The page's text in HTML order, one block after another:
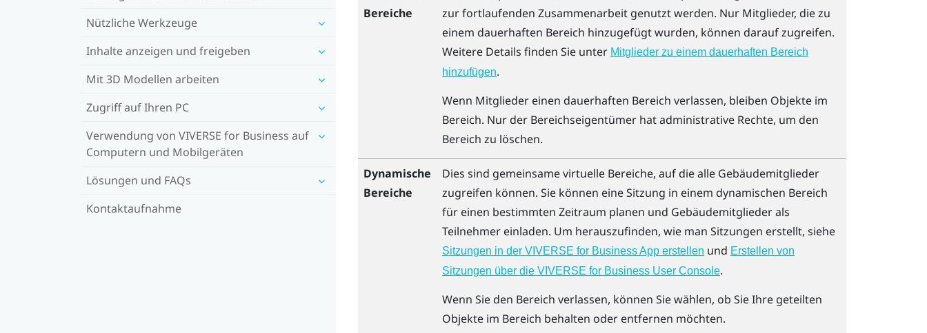
Nützliche Werkzeuge
Inhalte anzeigen und freigeben
Mit 3D Modellen arbeiten
Zugriff auf Ihren PC
Verwendung von VIVERSE for Business auf
Computern und Mobilgeräten
Lösungen und FAQs
Kontaktaufnahme
Bereiche
zur fortlaufenden Zusammenarbeit genutzt werden. Nur Mitglieder, die zu
einem dauerhaften Bereich hinzugefügt wurden, können darauf zugreifen.
Weitere Details finden Sie unter Mitglieder zu einem dauerhaften Bereich
hinzufügen.
Wenn Mitglieder einen dauerhaften Bereich verlassen, bleiben Objekte im
Bereich. Nur der Bereichseigentümer hat administrative Rechte, um den
Bereich zu löschen.
Dynamische
Bereiche
Dies sind gemeinsame virtuelle Bereiche, auf die alle Gebäudemitglieder
zugreifen können. Sie können eine Sitzung in einem dynamischen Bereich
für einen bestimmten Zeitraum planen und Gebäudemitglieder als
Teilnehmer einladen. Um herauszufinden, wie man Sitzungen erstellt, siehe
Sitzungen in der VIVERSE for Business App erstellen und Erstellen von
Sitzungen über die VIVERSE for Business User Console.
Wenn Sie den Bereich verlassen, können Sie wählen, ob Sie Ihre geteilten
Objekte im Bereich behalten oder entfernen möchten.